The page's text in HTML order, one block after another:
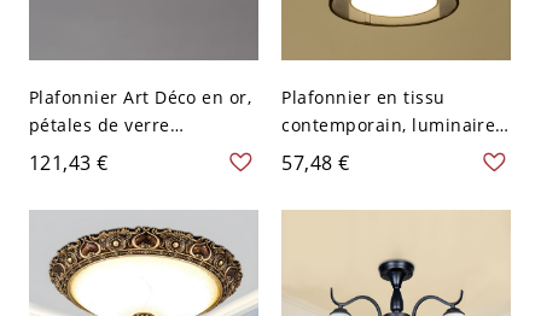
Plafonnier Art Déco en or,
pétales de verre
festonnés et diffuseur
givré - Semi-Plafonnier
110 V-120 V 40,64 cm
121,43 €
Plafonnier en tissu
contemporain, luminaire
géométrique pour
chambre et couloir - Noir
110 V-120 V Rond
57,48 €